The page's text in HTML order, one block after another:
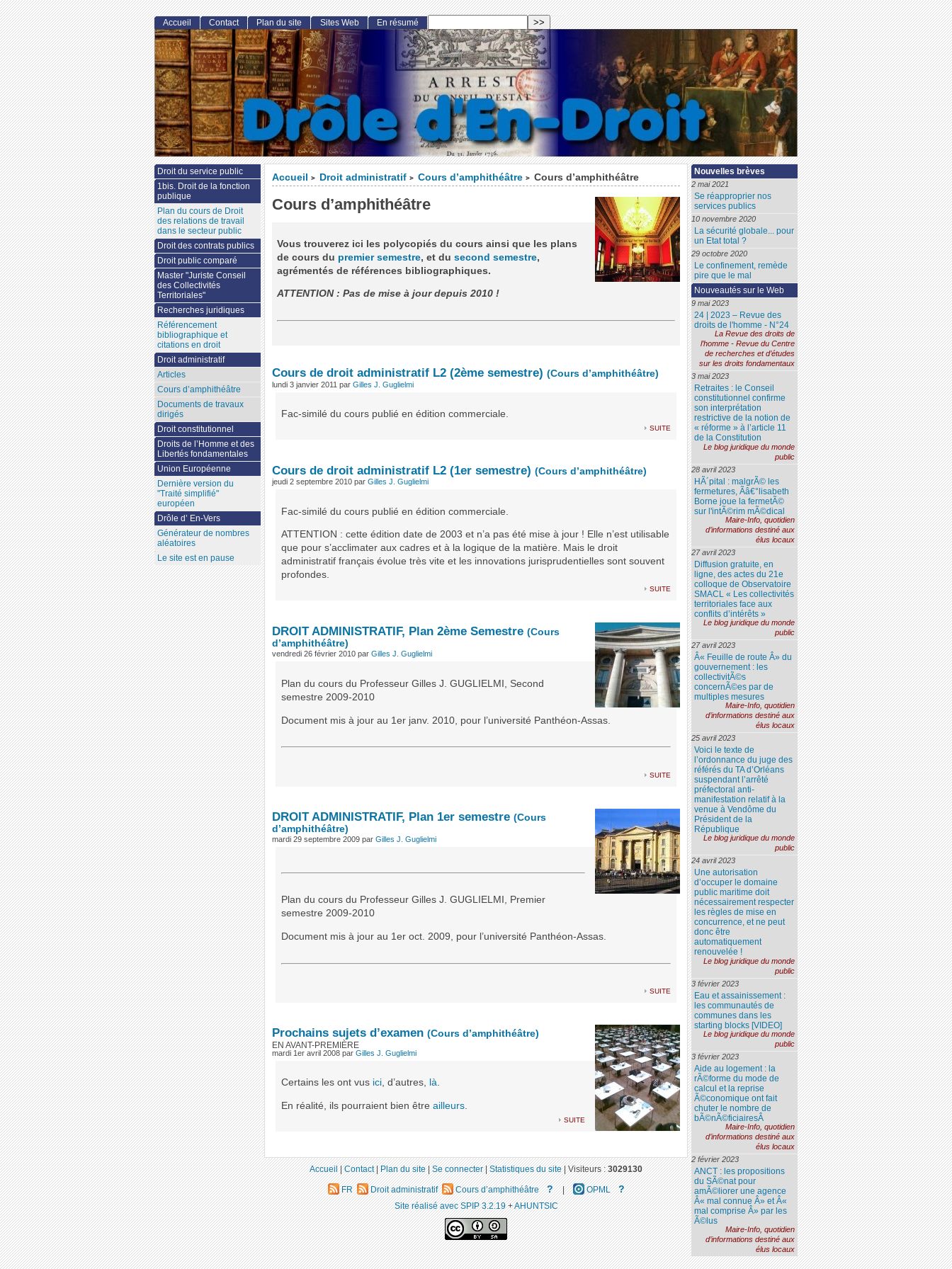
Accueil > Droit administratif > Cours d’amphithéâtre > Cours d’amphithéâtre
Cours d’amphithéâtre
Vous trouverez ici les polycopiés du cours ainsi que les plans
de cours du premier semestre, et du second semestre,
agrémentés de références bibliographiques.
ATTENTION : Pas de mise à jour depuis 2010 !
Cours de droit administratif L2 (2ème semestre) (Cours d’amphithéâtre)
lundi 3 janvier 2011 par Gilles J. Guglielmi
Fac-similé du cours publié en édition commerciale.
suite
Cours de droit administratif L2 (1er semestre) (Cours d’amphithéâtre)
jeudi 2 septembre 2010 par Gilles J. Guglielmi
Fac-similé du cours publié en édition commerciale.
ATTENTION : cette édition date de 2003 et n’a pas été mise à jour ! Elle n’est utilisable
que pour s’acclimater aux cadres et à la logique de la matière. Mais le droit
administratif français évolue très vite et les innovations jurisprudentielles sont souvent
profondes.
suite
DROIT ADMINISTRATIF, Plan 2ème Semestre (Cours
d’amphithéâtre)
vendredi 26 février 2010 par Gilles J. Guglielmi
Plan du cours du Professeur Gilles J. GUGLIELMI, Second
semestre 2009-2010
Document mis à jour au 1er janv. 2010, pour l’université Panthéon-Assas.
suite
DROIT ADMINISTRATIF, Plan 1er semestre (Cours
d’amphithéâtre)
mardi 29 septembre 2009 par Gilles J. Guglielmi
Plan du cours du Professeur Gilles J. GUGLIELMI, Premier
semestre 2009-2010
Document mis à jour au 1er oct. 2009, pour l’université Panthéon-Assas.
suite
Prochains sujets d’examen (Cours d’amphithéâtre)
EN AVANT-PREMIÈRE
mardi 1er avril 2008 par Gilles J. Guglielmi
Certains les ont vus ici, d’autres, là.
En réalité, ils pourraient bien être ailleurs.
suite
Nouvelles brèves
2 mai 2021
Se réapproprier nos
services publics
10 novembre 2020
La sécurité globale... pour
un Etat total ?
29 octobre 2020
Le confinement, remède
pire que le mal
Nouveautés sur le Web
9 mai 2023
24 | 2023 – Revue des
droits de l'homme - N°24
La Revue des droits de
l’homme - Revue du Centre
de recherches et d’études
sur les droits fondamentaux
3 mai 2023
Retraites : le Conseil
constitutionnel confirme
son interprétation
restrictive de la notion de
« réforme » à l’article 11
de la Constitution
Le blog juridique du monde
public
28 avril 2023
HÃ´pital : malgrÃ© les
fermetures, Ãâ€°lisabeth
Borne joue la fermetÃ©
sur l'intÃ©rim mÃ©dical
Maire-Info, quotidien
d’informations destiné aux
élus locaux
27 avril 2023
Diffusion gratuite, en
ligne, des actes du 21e
colloque de Observatoire
SMACL « Les collectivités
territoriales face aux
conflits d’intérêts »
Le blog juridique du monde
public
27 avril 2023
Â« Feuille de route Â» du
gouvernement : les
collectivitÃ©s
concernÃ©es par de
multiples mesures
Maire-Info, quotidien
d’informations destiné aux
élus locaux
25 avril 2023
Voici le texte de
l’ordonnance du juge des
référés du TA d’Orléans
suspendant l’arrêté
préfectoral anti-
manifestation relatif à la
venue à Vendôme du
Président de la
République
Le blog juridique du monde
public
24 avril 2023
Une autorisation
d’occuper le domaine
public maritime doit
nécessairement respecter
les règles de mise en
concurrence, et ne peut
donc être
automatiquement
renouvelée !
Le blog juridique du monde
public
3 février 2023
Eau et assainissement :
les communautés de
communes dans les
starting blocks [VIDEO]
Le blog juridique du monde
public
3 février 2023
Aide au logement : la
rÃ©forme du mode de
calcul et la reprise
Ã©conomique ont fait
chuter le nombre de
bÃ©nÃ©ficiairesÂ
Maire-Info, quotidien
d’informations destiné aux
élus locaux
2 février 2023
ANCT : les propositions
du SÃ©nat pour
amÃ©liorer une agence
Â« mal connue Â» et Â«
mal comprise Â» par les
Ã©lus
Maire-Info, quotidien
d’informations destiné aux
élus locaux
Accueil Contact Plan du site Sites Web En résumé
Droit du service public
1bis. Droit de la fonction
publique
Plan du cours de Droit
des relations de travail
dans le secteur public
Droit des contrats publics
Droit public comparé
Master "Juriste Conseil
des Collectivités
Territoriales"
Recherches juridiques
Référencement
bibliographique et
citations en droit
Droit administratif
Articles
Cours d’amphithéâtre
Documents de travaux
dirigés
Droit constitutionnel
Droits de l’Homme et des
Libertés fondamentales
Union Européenne
Dernière version du
"Traité simplifié"
européen
Drôle d’ En-Vers
Générateur de nombres
aléatoires
Le site est en pause
Accueil|Contact|Plan du site|Se connecter|Statistiques du site|Visiteurs :3029130
FR Droit administratif Cours d’amphithéâtre ? | OPML ?
Site réalisé avec SPIP 3.2.19+AHUNTSIC